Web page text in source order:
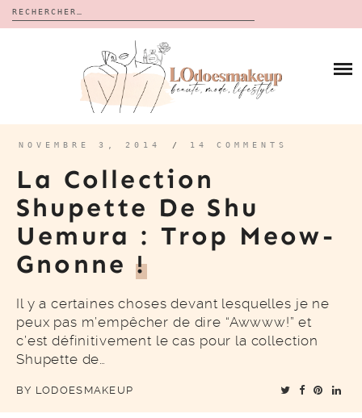
Rechercher :
CALENDRIERS DE L’AVENT
BON PLAN
À PROPOS
CONTACT
NOVEMBRE 3, 2014 / 14 COMMENTS
La Collection
Shupette De Shu
Uemura : Trop Meow-
Gnonne!
Il y a certaines choses devant lesquelles je ne
peux pas m’empêcher de dire “Awwww!” et
c’est définitivement le cas pour la collection
Shupette de…
BY LODOESMAKEUP